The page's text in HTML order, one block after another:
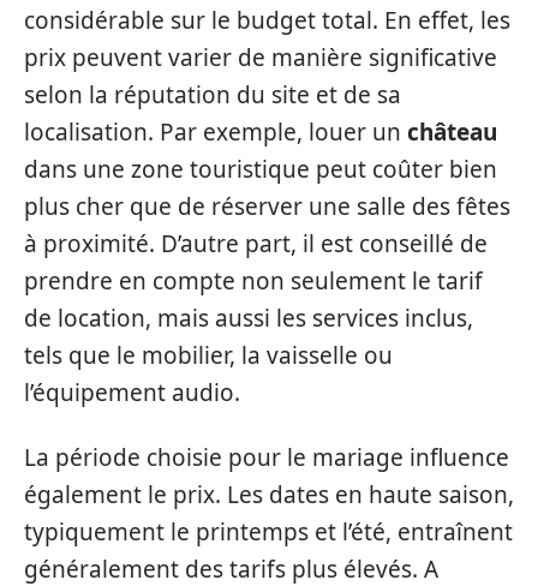
considérable sur le budget total. En effet, les
prix peuvent varier de manière significative
selon la réputation du site et de sa
localisation. Par exemple, louer un château
dans une zone touristique peut coûter bien
plus cher que de réserver une salle des fêtes
à proximité. D’autre part, il est conseillé de
prendre en compte non seulement le tarif
de location, mais aussi les services inclus,
tels que le mobilier, la vaisselle ou
l’équipement audio.
La période choisie pour le mariage influence
également le prix. Les dates en haute saison,
typiquement le printemps et l’été, entraînent
généralement des tarifs plus élevés. A